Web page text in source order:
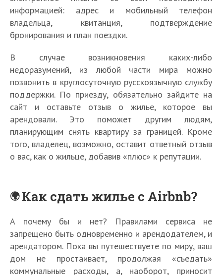
информацией: адрес и мобильный телефон
владельца, квитанция, подтверждение
бронирования и план поездки.
В случае возникновения каких-либо
недоразумений, из любой части мира можно
позвонить в круглосуточную русскоязычную службу
поддержки. По приезду, обязательно зайдите на
сайт и оставьте отзыв о жилье, которое вы
арендовали. Это поможет другим людям,
планирующим снять квартиру за границей. Кроме
того, владелец, возможно, оставит ответный отзыв
о вас, как о жильце, добавив «плюс» к репутации.
Как сдать жилье с Airbnb?
А почему бы и нет? Правилами сервиса не
запрещено быть одновременно и арендодателем, и
арендатором. Пока вы путешествуете по миру, ваш
дом не простаивает, продолжая «съедать»
коммунальные расходы, а, наоборот, приносит